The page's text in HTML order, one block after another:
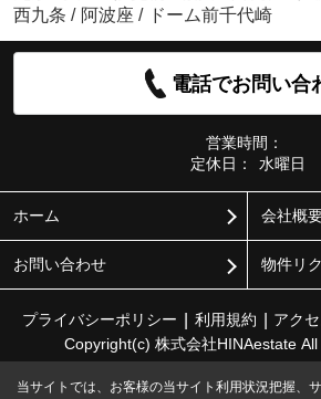
西九条 / 阿波座 / ドーム前千代崎
電話でお問い合
営業時間：
定休日：
水曜日
ホーム 会社概
お問い合わせ 物件リ
プライバシーポリシー 利用規約 アク
Copyright(c) 株式会社HINAestate
当サイトでは、お客様の当サイト利用状況把握、